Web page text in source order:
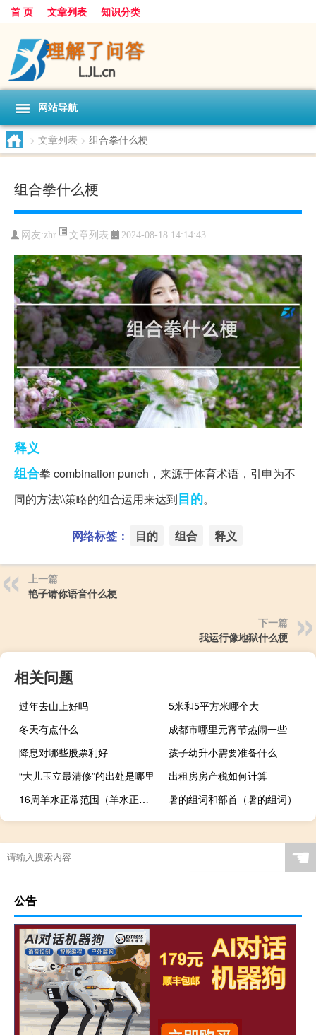
首 页 文章列表 知识分类
网站导航
> 文章列表 > 组合拳什么梗
组合拳什么梗
网友:zhr 文章列表 2024-08-18 14:14:43
释义
组合拳 combination punch，来源于体育术语，引申为不
同的方法\\策略的组合运用来达到目的。
网络标签： 目的 组合 释义
上一篇
艳子请你语音什么梗
下一篇
我运行像地狱什么梗
相关问题
过年去山上好吗
5米和5平方米哪个大
冬天有点什么
成都市哪里元宵节热闹一些
降息对哪些股票利好
孩子幼升小需要准备什么
“大儿玉立最清修”的出处是哪里
出租房房产税如何计算
16周羊水正常范围（羊水正常范围）
暑的组词和部首（暑的组词）
☚
公告